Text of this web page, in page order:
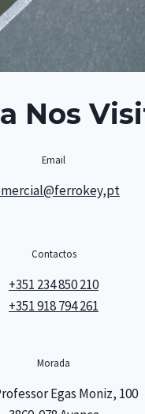
Nos
Email
Contactos
+351 234 850 210
+351 918 794 261
Morada
Egas Moniz, 100